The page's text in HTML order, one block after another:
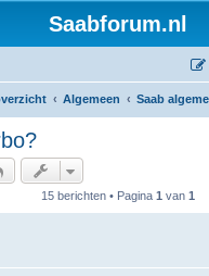
Saabforum.nl
Algemeen Saab
15 berichten • Pagina 1 van 1